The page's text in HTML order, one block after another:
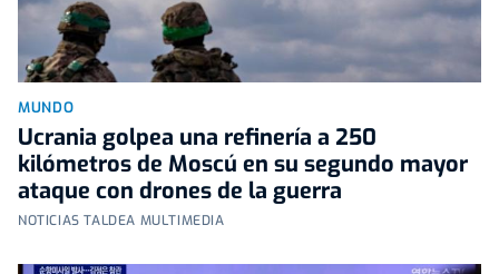
MUNDO
Ucrania golpea una refinería a 250
kilómetros de Moscú en su segundo mayor
ataque con drones de la guerra
NOTICIAS TALDEA MULTIMEDIA